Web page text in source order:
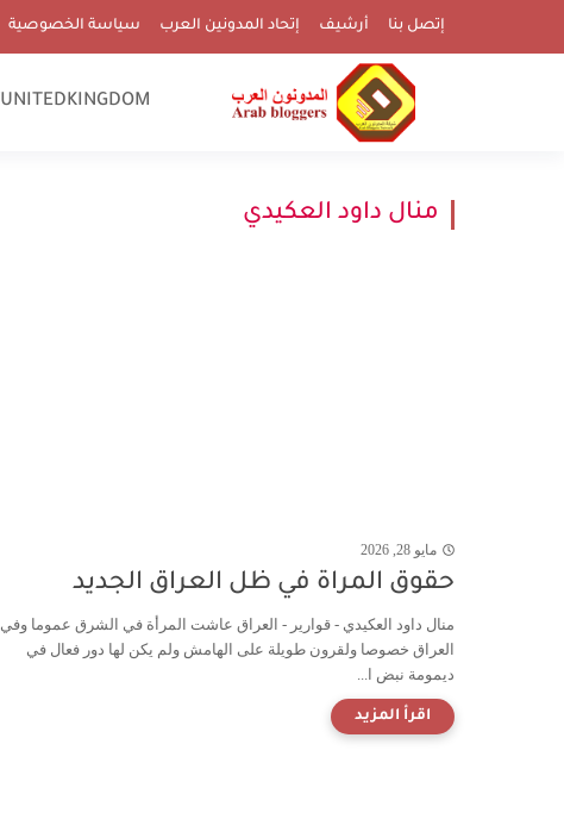
إتصل بنا أرشيف إتحاد المدونين العرب سياسة الخصوصية
UNITEDKINGDOM
منال داود العكيدي
مايو 28, 2026
حقوق المراة في ظل العراق الجديد
منال داود العكيدي - قوارير - العراق عاشت المرأة في الشرق عموما وفي
العراق خصوصا ولقرون طويلة على الهامش ولم يكن لها دور فعال في
ديمومة نبض ا...